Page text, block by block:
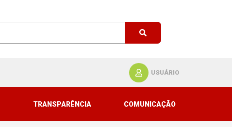
USUÁRIO
TRANSPARÊNCIA COMUNICAÇÃO